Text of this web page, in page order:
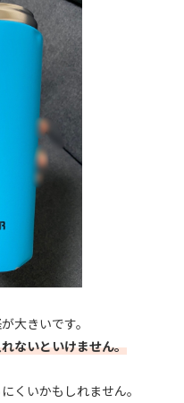
大きいです。
ないといけません。
くいかもしれません。